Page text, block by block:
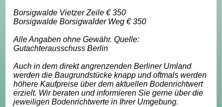
Borsigwalde Vietzer Zeile € 350
Borsigwalde Borsigwalder Weg € 350
Alle Angaben ohne Gewähr. Quelle:
Gutachterausschuss Berlin
Auch in dem direkt angrenzenden Berliner Umland
werden die Baugrundstücke knapp und oftmals werden
höhere Kaufpreise über dem aktuellen Bodenrichtwert
erzielt. Wir beraten und informieren Sie gerne über die
jeweiligen Bodenrichtwerte in Ihrer Umgebung.